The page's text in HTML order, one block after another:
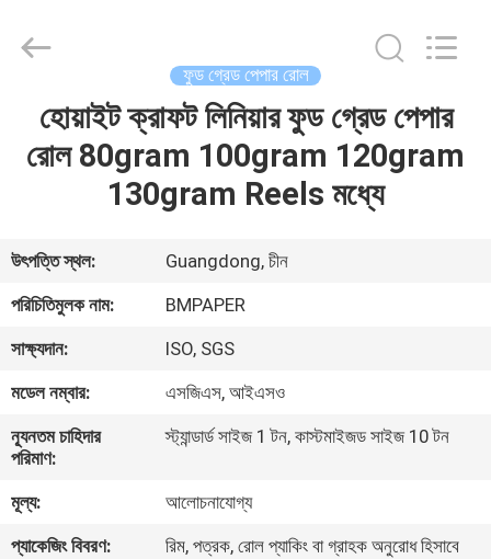
বাড়ি
আমাদের
সম্বন্ধে
কারখানা
পরিদর্শন
নিয়ন্ত্রণ
CO.,LTD.
ফুড গ্রেড পেপার রোল
হোয়াইট ক্রাফট লিনিয়ার ফুড গ্রেড পেপার
রোল 80gram 100gram 120gram
130gram Reels মধ্যে
উৎপত্তি স্থল:
Guangdong, চীন
পরিচিতিমুলক নাম:
BMPAPER
সাক্ষ্যদান:
ISO, SGS
মডেল নম্বার:
এসজিএস, আইএসও
ন্যূনতম চাহিদার
পরিমাণ:
স্ট্যান্ডার্ড সাইজ 1 টন, কাস্টমাইজড সাইজ 10 টন
মূল্য:
আলোচনাযোগ্য
প্যাকেজিং বিবরণ:
রিম, পত্রক, রোল প্যাকিং বা গ্রাহক অনুরোধ হিসাবে